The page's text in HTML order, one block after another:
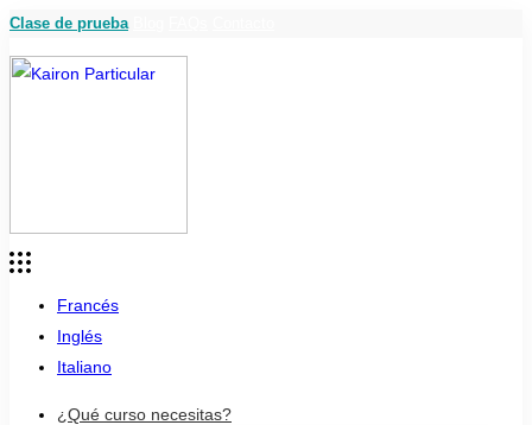
Clase de prueba
Francés
Inglés
Italiano
¿Qué curso necesitas?